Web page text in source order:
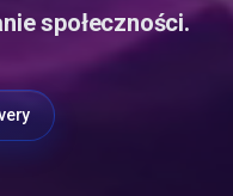
społeczności.